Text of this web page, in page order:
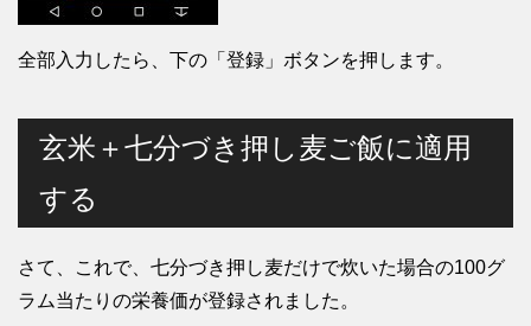
全部入力したら、下の「登録」ボタンを押します。
玄米＋七分づき押し麦ご飯に適用
する
さて、これで、七分づき押し麦だけで炊いた場合の100グ
ラム当たりの栄養価が登録されました。